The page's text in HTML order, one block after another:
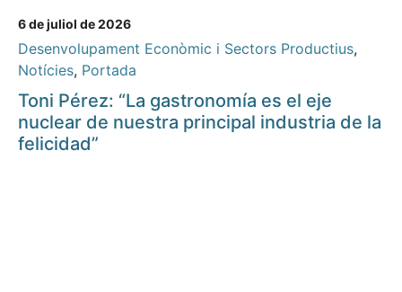
6 de juliol de 2026
Desenvolupament Econòmic i Sectors Productius,
Notícies, Portada
Toni Pérez: “La gastronomía es el eje
nuclear de nuestra principal industria de la
felicidad”